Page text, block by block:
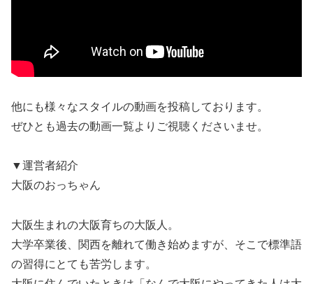
他にも様々なスタイルの動画を投稿しております。
ぜひとも過去の動画一覧よりご視聴くださいませ。
▼運営者紹介
大阪のおっちゃん
大阪生まれの大阪育ちの大阪人。
大学卒業後、関西を離れて働き始めますが、そこで標準語
の習得にとても苦労します。